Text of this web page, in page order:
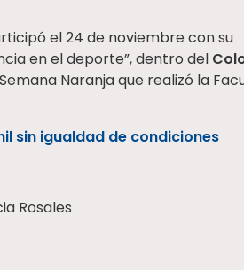
el 24 de noviembre con su
en el deporte”, dentro del
Naranja que realizó la
sin igualdad de condiciones
Rosales